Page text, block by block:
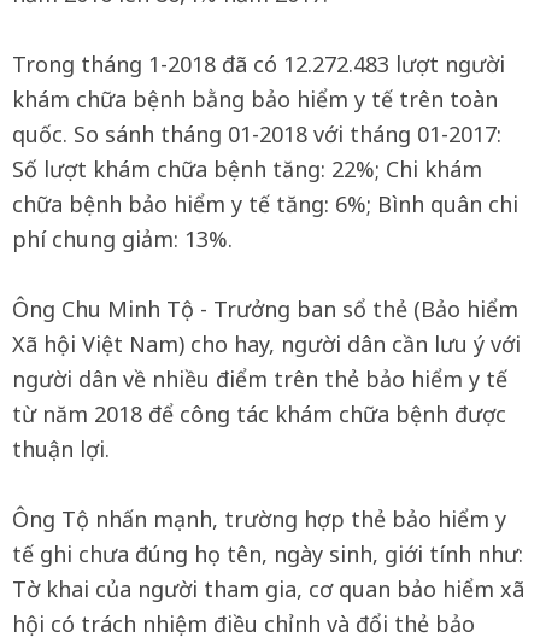
Trong tháng 1-2018 đã có 12.272.483 lượt người
khám chữa bệnh bằng bảo hiểm y tế trên toàn
quốc. So sánh tháng 01-2018 với tháng 01-2017:
Số lượt khám chữa bệnh tăng: 22%; Chi khám
chữa bệnh bảo hiểm y tế tăng: 6%; Bình quân chi
phí chung giảm: 13%.
Ông Chu Minh Tộ - Trưởng ban sổ thẻ (Bảo hiểm
Xã hội Việt Nam) cho hay, người dân cần lưu ý với
người dân về nhiều điểm trên thẻ bảo hiểm y tế
từ năm 2018 để công tác khám chữa bệnh được
thuận lợi.
Ông Tộ nhấn mạnh, trường hợp thẻ bảo hiểm y
tế ghi chưa đúng họ tên, ngày sinh, giới tính như:
Tờ khai của người tham gia, cơ quan bảo hiểm xã
hội có trách nhiệm điều chỉnh và đổi thẻ bảo